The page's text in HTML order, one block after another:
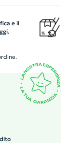
e il